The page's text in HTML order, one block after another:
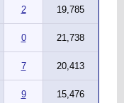
2 19,785
0 21,738
7 20,413
9 15,476